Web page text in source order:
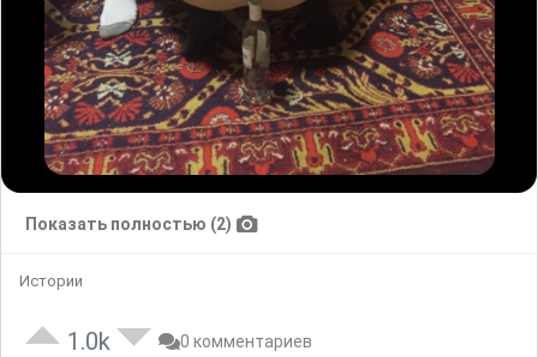
Показать полностью (2)
Истории
1.0k 0 комментариев